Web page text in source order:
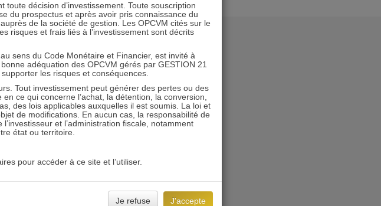
décision d’investissement. Toute souscription
du prospectus et après avoir pris connaissance du
de la société de gestion. Les OPCVM cités sur le
risques et frais liés à l’investissement sont décrits
sens du Code Monétaire et Financier, est invité à
adéquation des OPCVM gérés par GESTION 21
les risques et conséquences.
Tout investissement peut générer des pertes ou des
ce qui concerne l’achat, la détention, la conversion,
des lois applicables auxquelles il est soumis. La loi et
de modifications. En aucun cas, la responsabilité de
et l’administration fiscale, notamment
état ou territoire.
pour accéder à ce site et l’utiliser.
Je refuse J'accepte